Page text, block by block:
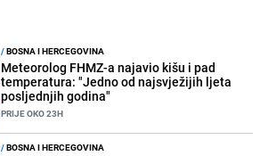
/BOSNA I HERCEGOVINA
Meteorolog FHMZ-a najavio kišu i pad
temperatura: "Jedno od najsvježijih ljeta
posljednjih godina"
PRIJE OKO 23H
/BOSNA I HERCEGOVINA